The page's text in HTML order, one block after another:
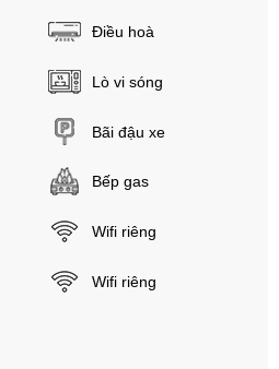
Điều hoà
Lò vi sóng
Bãi đậu xe
Bếp gas
Wifi riêng
Wifi riêng